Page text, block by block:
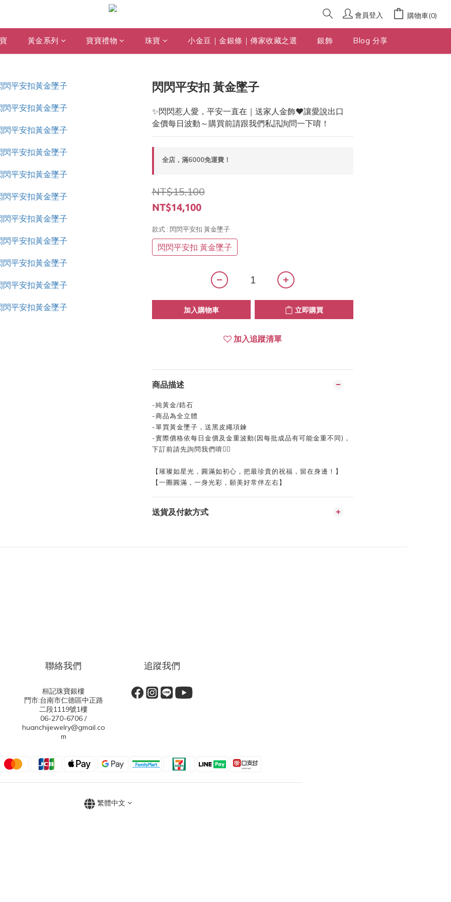
會員登入 購物車(0)
黃金系列 寶寶禮物 珠寶 小金豆｜金銀條｜傳家收藏之選 銀飾 Blog 分享
閃閃平安扣 黃金墜子
✨閃閃惹人愛，平安一直在｜送家人金飾❤️讓愛說出口
金價每日波動～購買前請跟我們私訊詢問一下唷！
全店，滿6000免運費！
NT$15,100
NT$14,100
款式 : 閃閃平安扣 黃金墜子
閃閃平安扣 黃金墜子
加入購物車 立即購買
加入追蹤清單
商品描述
-純黃金/鋯石
-商品為全立體
-單買黃金墜子，送黑皮繩項鍊
-實際價格依每日金價及金重波動(因每批成品有可能金重不同) ，
下訂前請先詢問我們唷👍🏻
【璀璨如星光，圓滿如初心，把最珍貴的祝福，留在身邊！】
【一圈圓滿，一身光彩，願美好常伴左右】
送貨及付款方式
聯絡我們
桓記珠寶銀樓
門市:台南市仁德區中正路
二段1119號1樓
06-270-6706 /
huanchijewelry@gmail.co
m
追蹤我們
繁體中文